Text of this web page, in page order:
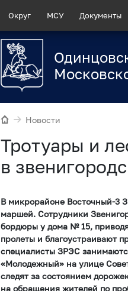
Округ МСУ Документы
Новости
Тротуары и
в
В микрорайоне Восточный-3
маршей. Сотрудники
бордюры у дома № 15,
пролеты и благоустраивают
специалисты ЗРЭС
«Молодежный» на улице
следят за состоянием
на обращения жителей по